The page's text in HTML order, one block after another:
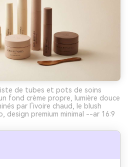
de tubes et pots de soins
fond crème propre, lumière douce
par l’ivoire chaud, le blush
design premium minimal --ar 16:9